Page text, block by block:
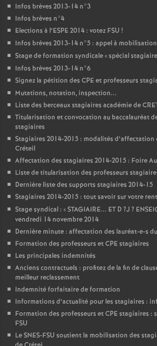
Infos brèves 2013-14 n°3
Infos brèves n°4
Elections à l’ESPE 2014 : votez FSU !
Infos brèves 2013-14 n°5 : appel à mobilisation
Stage de formation syndicale «spécial
Infos brèves 2013-14 n°6
Signez la pétition des CPE et professeurs
Mutations, notation, inspection...
Liste des berceaux stagiaires académie de
Titularisation et convocation au baccalauréat
stagiaires
Stagiaires 2014-2015 : modalités d’affectation
Créteil
Affectation des stagiaires 2014-2015 : Foire
Liste de titularisation des professeurs
Dernière liste des supports stagiaires 2014-15
Stagiaires 2014-2015 : tout savoir sur votre
Stage syndical : «STAGIAIRE... ET D ?J ?
vendredi 14 novembre 2014
Dernière minute : affectation des lauréat-e-s
Formation des professeurs etCPE stagiaires
Les principales indemnités
Anciens contractuels : profitez de la fin de
meilleur reclassement
Indemnité forfaitaire de formation
Informations d’actualité pour les stagiaires :
Formation des professeurs etCPE stagiaires :
FSU
LeSNES-FSU soutient la mobilisation des